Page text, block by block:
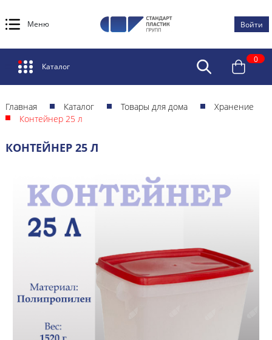
Меню Войти
Каталог
0
Главная Каталог Товары для дома
Хранение
Контейнер 25 л
КОНТЕЙНЕР 25 Л